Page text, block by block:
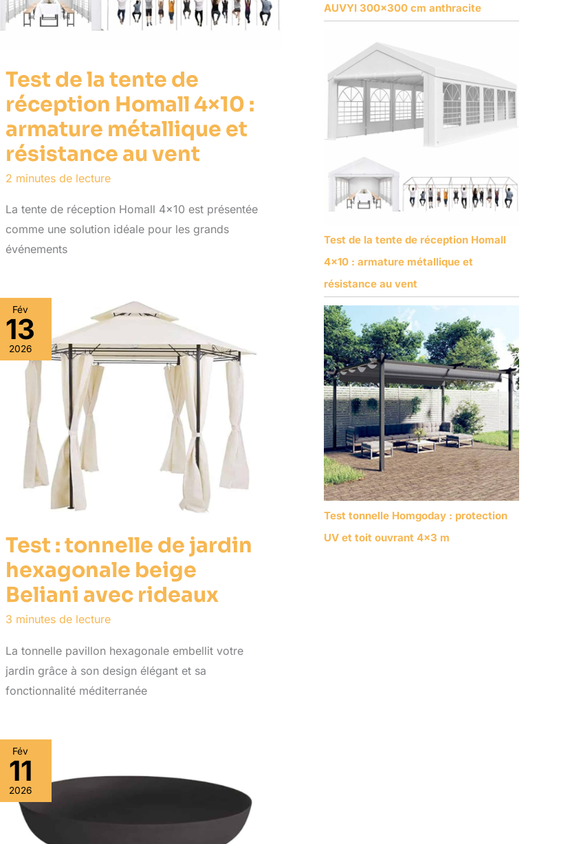
Test de la tente de
réception Homall 4×10 :
armature métallique et
résistance au vent
2 minutes de lecture
La tente de réception Homall 4×10 est présentée
comme une solution idéale pour les grands
événements
Fév
13
2026
Test : tonnelle de jardin
hexagonale beige
Beliani avec rideaux
3 minutes de lecture
La tonnelle pavillon hexagonale embellit votre
jardin grâce à son design élégant et sa
fonctionnalité méditerranée
Fév
11
2026
AUVYI 300×300 cm anthracite
Test de la tente de réception Homall
4×10 : armature métallique et
résistance au vent
Test tonnelle Homgoday : protection
UV et toit ouvrant 4×3 m